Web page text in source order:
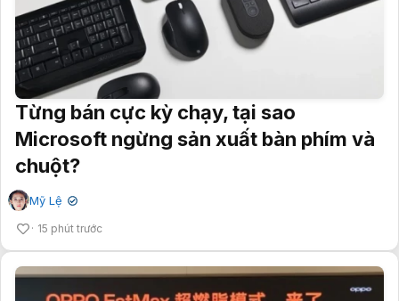
Từng bán cực kỳ chạy, tại sao
Microsoft ngừng sản xuất bàn phím và
chuột?
Mỹ Lệ ✔
15 phút trước